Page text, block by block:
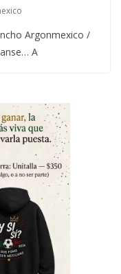
Argonmexico /
A